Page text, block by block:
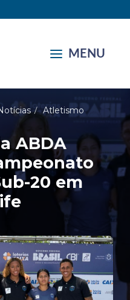
MENU
Atletismo
ABDA
20 em